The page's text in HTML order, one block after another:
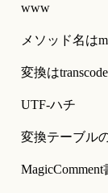
www
メソッド名は
変換はtranscode
UTF-ハチ
変換テーブル
MagicComment